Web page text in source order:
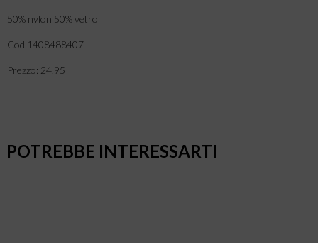
50% nylon 50% vetro
Cod.1408488407
Prezzo: 24,95
POTREBBE INTERESSARTI